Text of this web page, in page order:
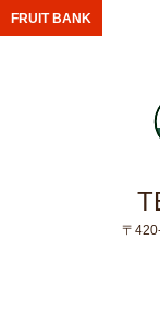
FRUIT BANK
〒